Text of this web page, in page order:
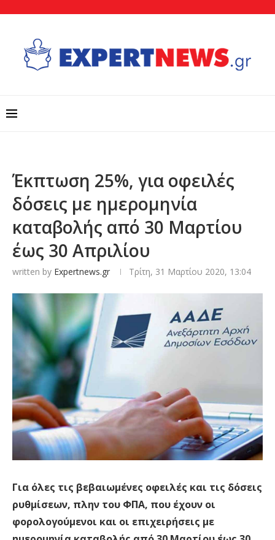
Έκπτωση 25%, για οφειλές
δόσεις με ημερομηνία
καταβολής από 30 Μαρτίου
έως 30 Απριλίου
written by Expertnews.gr Τρίτη, 31 Μαρτίου 2020, 13:04
Για όλες τις βεβαιωμένες οφειλές και τις δόσεις
ρυθμίσεων, πλην του ΦΠΑ, που έχουν οι
φορολογούμενοι και οι επιχειρήσεις με